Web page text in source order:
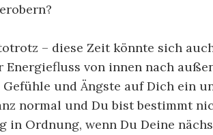
– diese Zeit könnte sich
Energiefluss von innen nach
Gefühle und Ängste auf Dich ein
normal und Du bist bestimmt
in Ordnung, wenn Du Deine